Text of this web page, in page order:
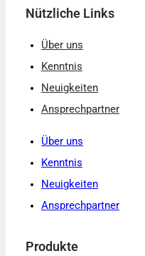
Nützliche Links
Über uns
Kenntnis
Neuigkeiten
Ansprechpartner
Über uns
Kenntnis
Neuigkeiten
Ansprechpartner
Produkte